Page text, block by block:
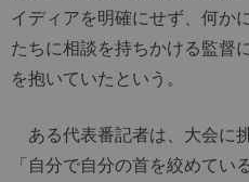
イディアを明確にせず、何か
たちに相談を持ちかける監督
を抱いていたという。
ある代表番記者は、大会に
「自分で自分の首を絞めて